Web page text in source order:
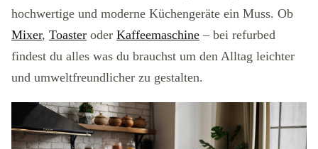
hochwertige und moderne Küchengeräte ein Muss. Ob
Mixer, Toaster oder Kaffeemaschine – bei refurbed
findest du alles was du brauchst um den Alltag leichter
und umweltfreundlicher zu gestalten.